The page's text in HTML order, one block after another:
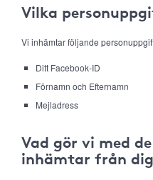
Vilka
Vi inhämtar följande
Ditt Facebook-ID
Förnamn och Efternamn
Mejladress
Vad gör vi med
inhämtar från